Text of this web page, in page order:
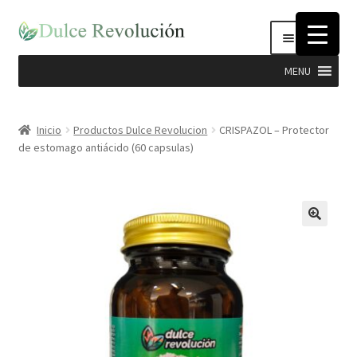
Ir
navegación
Ir
Menú
MENU
el
Productos Dulce Revolucion
Cosmética Natural e Higiene
Inicio Productos Dulce Revolucion
CRISPAZOL – Protector
de estomago antiácido (60 capsulas)